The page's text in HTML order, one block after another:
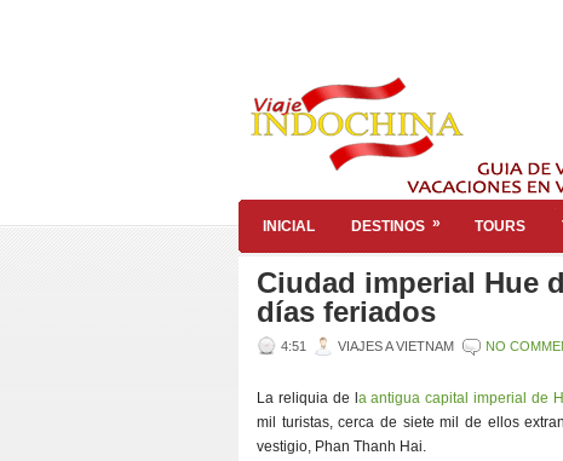
INICIAL DESTINOS » TOURS
Ciudad imperial Hue
días feriados
4:51 VIAJES A VIETNAM NO
La reliquia de l a antigua capital imperial de
mil turistas, cerca de siete mil de ellos
vestigio, Phan Thanh Hai.